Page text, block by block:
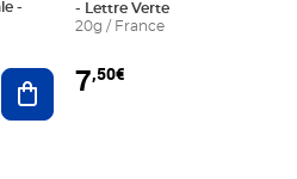
Ajouter au panier
- Lettre Verte
20g / France
7,50€